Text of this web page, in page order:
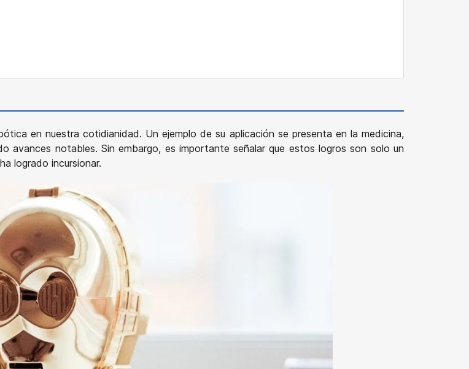
en nuestra cotidianidad. Un ejemplo de su aplicación se presenta en la medicina,
avances notables. Sin embargo, es importante señalar que estos logros son solo un
logrado incursionar.